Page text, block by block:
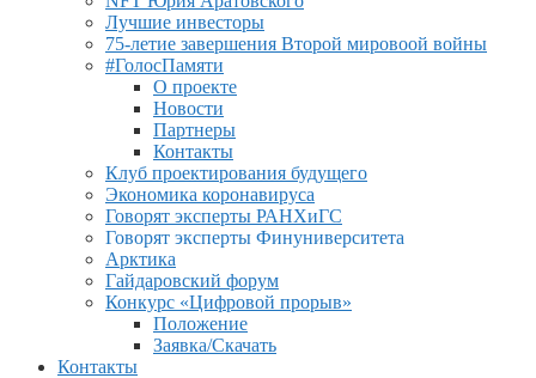
Лучшие инвесторы
75-летие завершения Второй мировоой войны
#ГолосПамяти
О проекте
Новости
Партнеры
Контакты
Клуб проектирования будущего
Экономика коронавируса
Говорят эксперты РАНХиГС
Говорят эксперты Финуниверситета
Арктика
Гайдаровский форум
Конкурс «Цифровой прорыв»
Положение
Заявка/Скачать
Контакты